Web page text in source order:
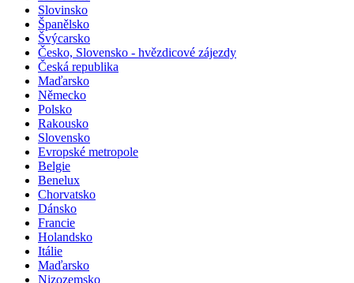
Slovensko
Slovinsko
Španělsko
Švýcarsko
Česko, Slovensko - hvězdicové zájezdy
Česká republika
Maďarsko
Německo
Polsko
Rakousko
Slovensko
Evropské metropole
Belgie
Benelux
Chorvatsko
Dánsko
Francie
Holandsko
Itálie